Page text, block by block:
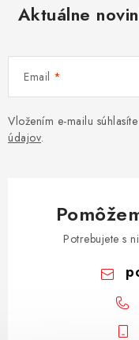
Aktuálne
Email
Vložením e-mailu
údajov.
Potrebujete s